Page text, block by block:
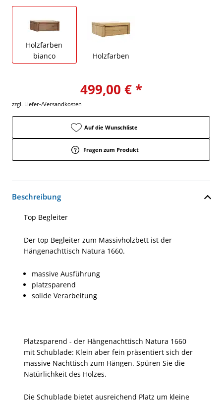
Holzfarben
bianco
Holzfarben
499,00 € *
zzgl. Liefer-/Versandkosten
Auf die Wunschliste
Fragen zum Produkt
Beschreibung
Top Begleiter
Der top Begleiter zum Massivholzbett ist der
Hängenachttisch Natura 1660.
massive Ausführung
platzsparend
solide Verarbeitung
Platzsparend - der Hängenachttisch Natura 1660
mit Schublade: Klein aber fein präsentiert sich der
massive Nachttisch zum Hängen. Spüren Sie die
Natürlichkeit des Holzes.
Die Schublade bietet ausreichend Platz um kleine